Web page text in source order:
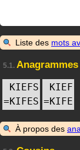
Liste des mots
5.1. Anagrammes
KIEFS
=KIFES
KIEF
=KIFE
À propos des